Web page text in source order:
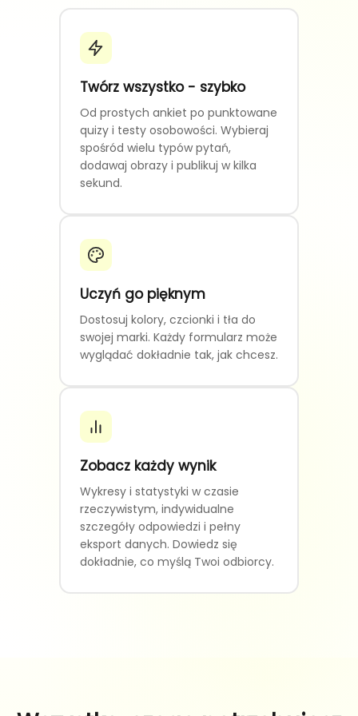
Twórz wszystko - szybko
Od prostych ankiet po punktowane
quizy i testy osobowości. Wybieraj
spośród wielu typów pytań,
dodawaj obrazy i publikuj w kilka
sekund.
Uczyń go pięknym
Dostosuj kolory, czcionki i tła do
swojej marki. Każdy formularz może
wyglądać dokładnie tak, jak chcesz.
Zobacz każdy wynik
Wykresy i statystyki w czasie
rzeczywistym, indywidualne
szczegóły odpowiedzi i pełny
eksport danych. Dowiedz się
dokładnie, co myślą Twoi odbiorcy.